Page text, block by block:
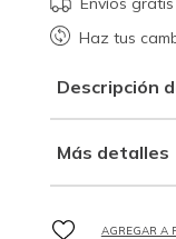
Haz tus
Descripción
Más detalles